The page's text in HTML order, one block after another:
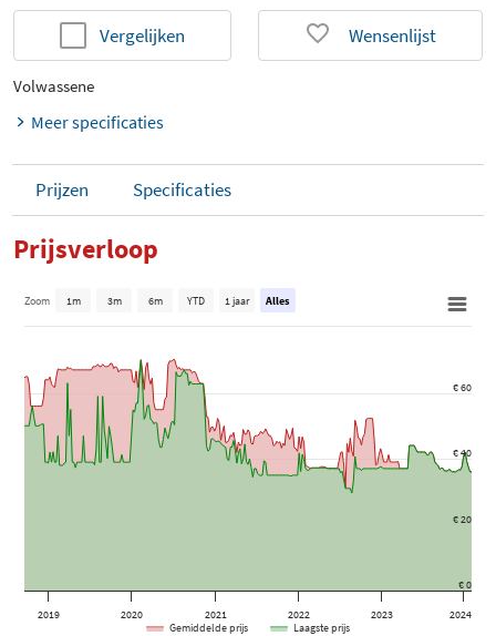
Vergelijken Wensenlijst
Volwassene
Meer specificaties
Prijzen Specificaties
Prijsverloop
2019 2020 2021 2022 2023 2024
€ 0
€ 20
€ 40
€ 60
Zoom 1m 3m 6m YTD 1 jaar Alles
Gemiddelde prijs Laagste prijs